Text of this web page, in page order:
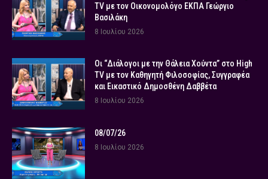
TV με τον Οικονομολόγο ΕΚΠΑ Γεώργιο
Βασιλάκη
8 Ιουλίου 2026
Οι “Διάλογοι με την Θάλεια Χούντα” στο High
TV με τον Καθηγητή Φιλοσοφίας, Συγγραφέα
και Εικαστικό Δημοσθένη Δαββέτα
8 Ιουλίου 2026
08/07/26
8 Ιουλίου 2026